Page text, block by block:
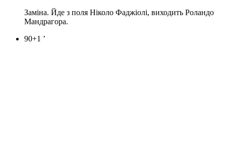
Заміна. Йде з поля Ніколо Фаджіолі, виходить Роландо
Мандрагора.
90+1 ’